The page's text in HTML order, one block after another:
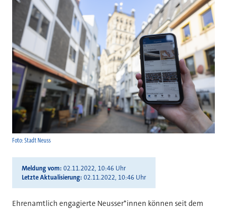
Foto: Stadt Neuss
Meldung vom 02.11.2022, 10:46 Uhr
Letzte Aktualisierung 02.11.2022, 10:46 Uhr
Ehrenamtlich engagierte Neusser*innen können seit dem